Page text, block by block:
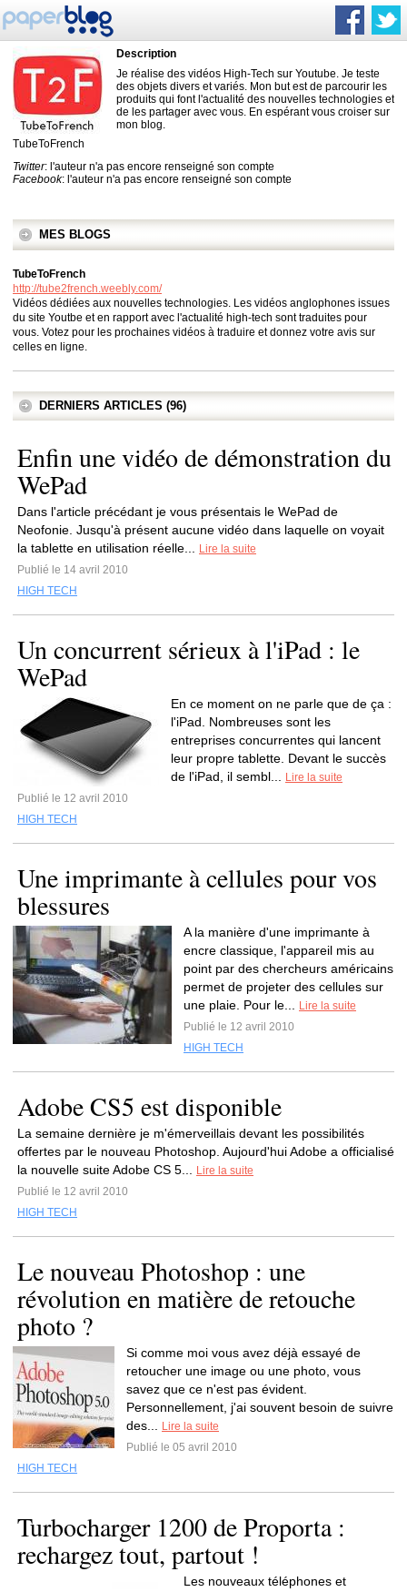
Description
Je réalise des vidéos High-Tech sur Youtube. Je teste
des objets divers et variés. Mon but est de parcourir les
produits qui font l'actualité des nouvelles technologies et
de les partager avec vous. En espérant vous croiser sur
mon blog.
TubeToFrench
Twitter: l'auteur n'a pas encore renseigné son compte
Facebook: l'auteur n'a pas encore renseigné son compte
MES BLOGS
TubeToFrench
http://tube2french.weebly.com/
Vidéos dédiées aux nouvelles technologies. Les vidéos anglophones issues
du site Youtbe et en rapport avec l'actualité high-tech sont traduites pour
vous. Votez pour les prochaines vidéos à traduire et donnez votre avis sur
celles en ligne.
DERNIERS ARTICLES (96)
Enfin une vidéo de démonstration du
WePad
Dans l'article précédant je vous présentais le WePad de
Neofonie. Jusqu'à présent aucune vidéo dans laquelle on voyait
la tablette en utilisation réelle...
Lire la suite
Publié le 14 avril 2010
HIGH TECH
Un concurrent sérieux à l'iPad : le
WePad
En ce moment on ne parle que de ça :
l'iPad. Nombreuses sont les
entreprises concurrentes qui lancent
leur propre tablette. Devant le succès
de l'iPad, il sembl...
Lire la suite
Publié le 12 avril 2010
HIGH TECH
Une imprimante à cellules pour vos
blessures
A la manière d'une imprimante à
encre classique, l'appareil mis au
point par des chercheurs américains
permet de projeter des cellules sur
une plaie. Pour le...
Lire la suite
Publié le 12 avril 2010
HIGH TECH
Adobe CS5 est disponible
La semaine dernière je m'émerveillais devant les possibilités
offertes par le nouveau Photoshop. Aujourd'hui Adobe a officialisé
la nouvelle suite Adobe CS 5...
Lire la suite
Publié le 12 avril 2010
HIGH TECH
Le nouveau Photoshop : une
révolution en matière de retouche
photo ?
Si comme moi vous avez déjà essayé de
retoucher une image ou une photo, vous
savez que ce n'est pas évident.
Personnellement, j'ai souvent besoin de suivre
des...
Lire la suite
Publié le 05 avril 2010
HIGH TECH
Turbocharger 1200 de Proporta :
rechargez tout, partout !
Les nouveaux téléphones et